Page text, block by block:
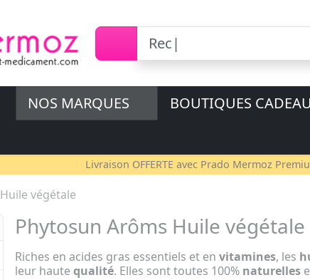
NOS MARQUES
BOUTIQUES
Livraison OFFERTE avec Prado Mermoz
Huile végétale
Phytosun Arôms Huile végétale
Riches en acides gras essentiels et en vitamines, les
leur haute qualité. Elles sont toutes 100% naturelles